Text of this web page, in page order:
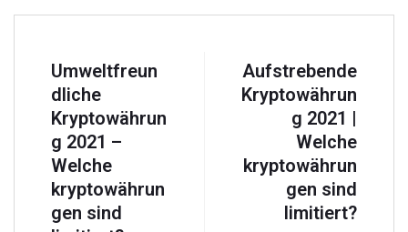
Umweltfreun
dliche
Kryptowährun
g 2021 –
Welche
kryptowährun
gen sind
Aufstrebende
Kryptowährun
g 2021 |
Welche
kryptowährun
gen sind
limitiert?